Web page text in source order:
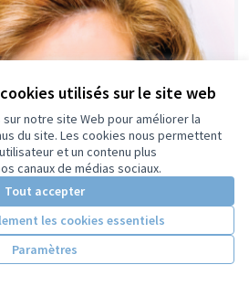
utilisés sur le site web
notre site Web pour améliorer la
du site. Les cookies nous permettent
et un contenu plus
canaux de médias sociaux.
Tout accepter
les cookies essentiels
Paramètres